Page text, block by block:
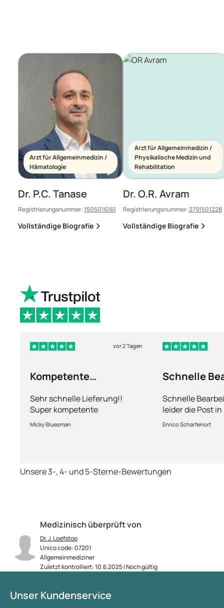
Medizinisch überprüft von
Dr. J. Loefstop
Unico code: 07201
Allgemeinmediziner
Zuletzt kontrolliert: 10.6.2025 | Noch gültig
Arzt für Allgemeinmedizin /
Hämatologie
Dr. P.C. Tanase
Registrierungsnummer:1505016161
Vollständige Biografie
Arzt für Allgemeinmedizin /
Physikalische Medizin und
Rehabilitation
Dr. O.R. Avram
Registrierungsnummer:2791501228
Vollständige Biografie
vor 2 Tagen
Kompetente
Sehr schnelle Lieferung!!
Super kompetente
Abhandlung!
Micky Bluesman
Schnelle
Schnelle
leider die Post
kriegt es nicht
dauert obwohl
Enrico Scharfenort
Unsere 3-, 4- und 5-Sterne-Bewertungen
Unser Kundenservice